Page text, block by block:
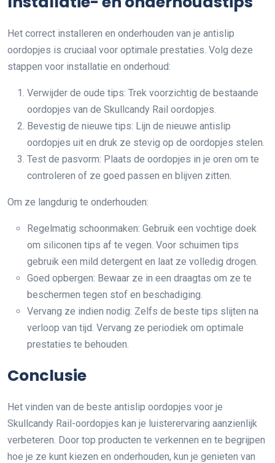
Het correct installeren en onderhouden van je antislip
oordopjes is cruciaal voor optimale prestaties. Volg deze
stappen voor installatie en onderhoud:
Verwijder de oude tips: Trek voorzichtig de bestaande
oordopjes van de Skullcandy Rail oordopjes.
Bevestig de nieuwe tips: Lijn de nieuwe antislip
oordopjes uit en druk ze stevig op de oordopjes stelen.
Test de pasvorm: Plaats de oordopjes in je oren om te
controleren of ze goed passen en blijven zitten.
Om ze langdurig te onderhouden:
Regelmatig schoonmaken: Gebruik een vochtige doek
om siliconen tips af te vegen. Voor schuimen tips
gebruik een mild detergent en laat ze volledig drogen.
Goed opbergen: Bewaar ze in een draagtas om ze te
beschermen tegen stof en beschadiging.
Vervang ze indien nodig: Zelfs de beste tips slijten na
verloop van tijd. Vervang ze periodiek om optimale
prestaties te behouden.
Conclusie
Het vinden van de beste antislip oordopjes voor je
Skullcandy Rail-oordopjes kan je luisterervaring aanzienlijk
verbeteren. Door top producten te verkennen en te begrijpen
hoe je ze kunt kiezen en onderhouden, kun je genieten van